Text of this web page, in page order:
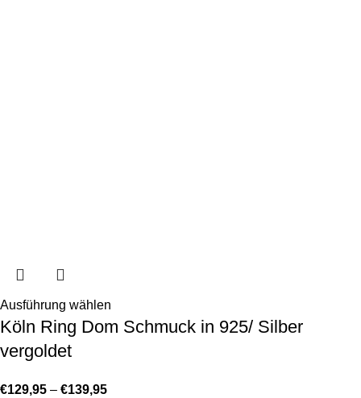
Ausführung wählen
Köln Ring Dom Schmuck in 925/ Silber
vergoldet
€129,95 – €139,95